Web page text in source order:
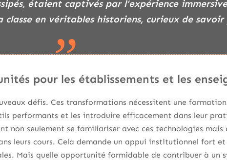
étaient captivés par l’expérience
classe en véritables historiens, curieux de savoir
pour les établissements et les
défis. Ces transformations nécessitent une
performants et les introduire efficacement dans leur
non seulement se familiariser avec ces technologies mais
leurs cours. Cela demande un appui institutionnel fort
Mais quelle opportunité formidable de contribuer à un